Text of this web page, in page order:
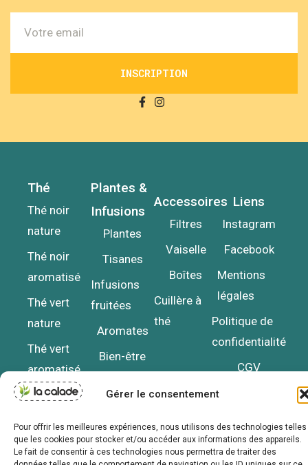
Gérer le consentement
Pour offrir les meilleures expériences, nous utilisons des technologies telles
que les cookies pour stocker et/ou accéder aux informations des appareils.
Le fait de consentir à ces technologies nous permettra de traiter des
INSCRIPTION
Thé
Thé noir
nature
Thé noir
aromatisé
Thé vert
nature
Thé vert
aromatisé
Thé blanc
Plantes &
Infusions
Plantes
Tisanes
Infusions
fruitées
Aromates
Bien-être
Accessoires
Filtres
Vaiselle
Boîtes
Cuillère à
thé
Liens
Instagram
Facebook
Mentions
légales
Politique de
confidentialité
CGV
© Copyright La Calade de Lourmarin • Site conçu pour faire des